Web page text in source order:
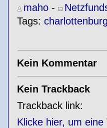
maho-
Tags:
Kein Kommentar
Kein Trackback
Trackback link:
Klicke hier, um